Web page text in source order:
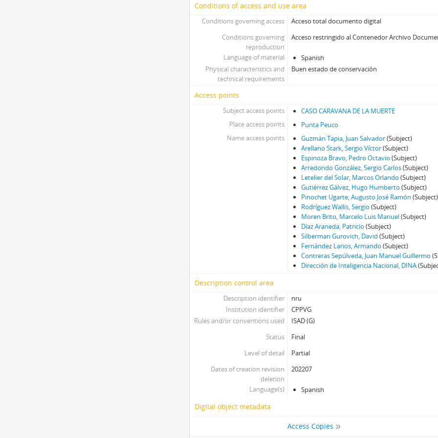
Conditions of access and use area
Conditions governing access
Acceso total documento digital
Conditions governing
reproduction
Acceso restringido al Contenedor Archivo
Language of material
Spanish
Physical characteristics and
technical requirements
Buen estado de conservación
Access points
Subject access points
CASO CARAVANA DE LA MUERTE
Place access points
Punta Peuco
Name access points
Guzmán Tapia, Juan Salvador(Subject)
Arellano Stark, Sergio Víctor(Subject)
Espinoza Bravo, Pedro Octavio (Subject)
Arredondo González, Sergio Carlos(Subject)
Letelier del Solar, Marcos Orlando (Subject)
Gutiérrez Gálvez, Hugo Humberto (Subject)
Pinochet Ugarte, Augusto José Ramón (Subject)
Rodríguez Wallis, Sergio (Subject)
Moren Brito, Marcelo Luis Manuel(Subject)
Díaz Araneda, Patricio (Subject)
Silberman Gurovich, David (Subject)
Fernández Larios, Armando (Subject)
Contreras Sepúlveda, Juan Manuel Guillermo
Dirección de Inteligencia Nacional, DINA
Description control area
Description identifier
nru
Institution identifier
CPPVG
Rules and/or conventions used
ISAD (G)
Status
Final
Level of detail
Partial
Dates of creation revision
deletion
202207
Language(s) Spanish
Digital object metadata
Access Copies